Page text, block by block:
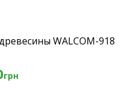
WALCOM-918
грн